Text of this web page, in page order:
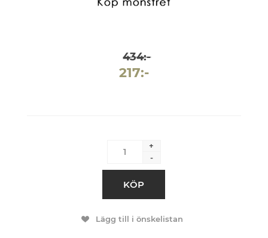
434:-
217:-
+
-
KÖP
Lägg till i önskelistan